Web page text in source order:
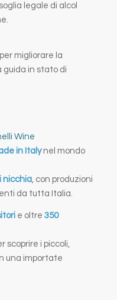
legale di alcol
migliorare la
guida in stato di
Wine
in Italynel mondo
nicchia, con produzioni
da tutta Italia.
e oltre 350
scoprire i piccoli,
una importate